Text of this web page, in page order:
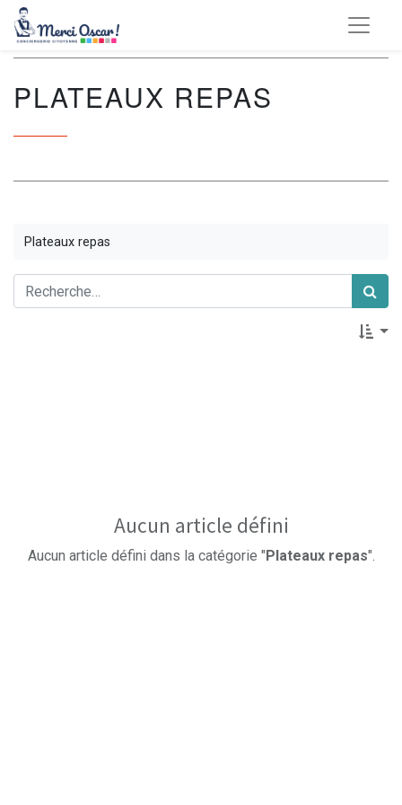
PLATEAUX REPAS
Plateaux repas
Aucun article défini
Aucun article défini dans la catégorie " Plateaux repas".